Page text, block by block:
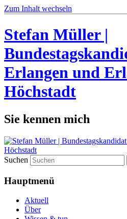
Zum Inhalt wechseln
Stefan Müller |
Erlangen und
Höchstadt
Sie kennen mich
Suchen
Hauptmenü
Aktuell
Über